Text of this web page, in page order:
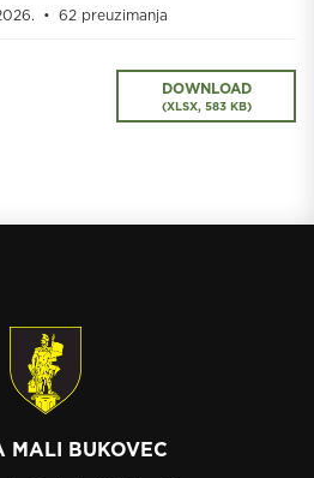
62 preuzimanja
DOWNLOAD
(XLSX, 583 KB)
MALI BUKOVEC